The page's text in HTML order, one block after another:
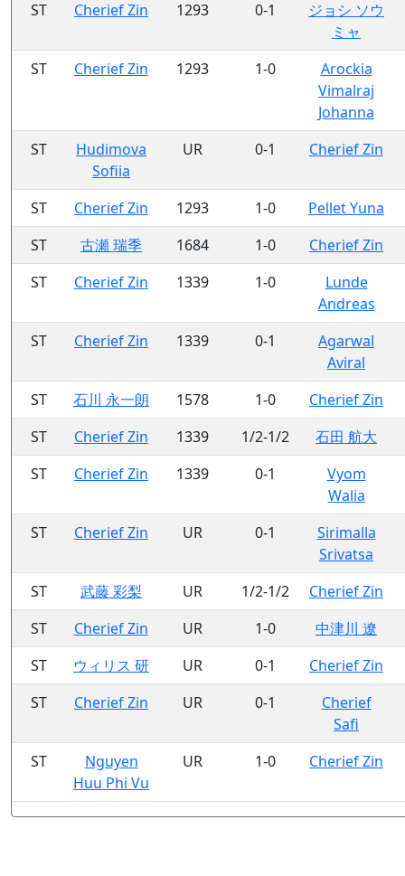
ST Cherief Zin 1293 0-1
ジョシ ソウ
ミャ
ST
Cherief Zin 1293 1-0
Arockia
Vimalraj
Johanna
ST
Hudimova
Sofiia
UR 0-1 Cherief Zin
ST Cherief Zin 1293 1-0
Pellet Yuna
ST
古瀬 瑞季 1684 1-0
Cherief Zin
ST
Cherief Zin 1339 1-0
Lunde
Andreas
ST
Cherief Zin 1339 0-1
Agarwal
Aviral
ST
石川 永一朗 1578 1-0
Cherief Zin
ST
Cherief Zin 1339 1/2-1/2
石田 航大
ST
Cherief Zin 1339 0-1
Vyom
Walia
ST
Cherief Zin UR 0-1
Sirimalla
Srivatsa
ST
武藤 彩梨 UR 1/2-1/2
Cherief Zin
ST
Cherief Zin UR 1-0
中津川 遼
ST
ウィリス 研 UR 0-1
Cherief Zin
ST
Cherief Zin UR 0-1
Cherief
Safi
ST
Nguyen
Huu Phi Vu
UR 1-0 Cherief Zin